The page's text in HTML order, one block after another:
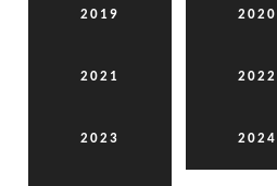
2019 2020
2021 2022
2023 2024